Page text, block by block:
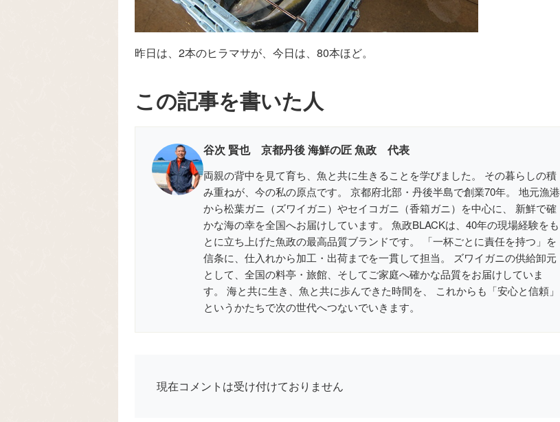
昨日は、2本のヒラマサが、今日は、80本ほど。
この記事を書いた人
谷次 賢也 京都丹後 海鮮の匠 魚政 代表
両親の背中を見て育ち、魚と共に生きることを学びました。 その暮らしの積
み重ねが、今の私の原点です。 京都府北部・丹後半島で創業70年。 地元漁港
から松葉ガニ（ズワイガニ）やセイコガニ（香箱ガニ）を中心に、 新鮮で確
かな海の幸を全国へお届けしています。 魚政BLACKは、40年の現場経験をも
とに立ち上げた魚政の最高品質ブランドです。 「一杯ごとに責任を持つ」を
信条に、仕入れから加工・出荷までを一貫して担当。 ズワイガニの供給卸元
として、全国の料亭・旅館、そしてご家庭へ確かな品質をお届けしていま
す。 海と共に生き、魚と共に歩んできた時間を、 これからも「安心と信頼」
というかたちで次の世代へつないでいきます。
現在コメントは受け付けておりません